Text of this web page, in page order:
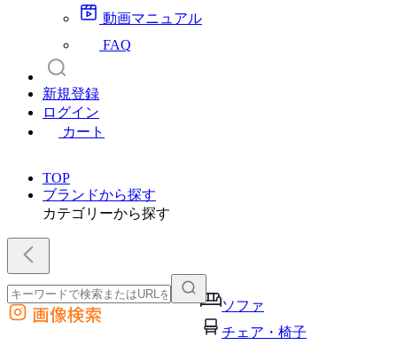
動画マニュアル
FAQ
新規登録
ログイン
カート
TOP
ブランドから探す
カテゴリーから探す
ソファ
チェア・椅子
外部サイトの商品をカートに追加
他のサイトで見つけた商品ページのURLを貼り付けて、カートに追加できます
画像検索